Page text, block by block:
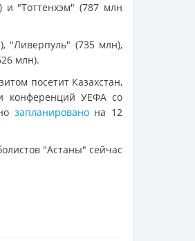
и "Тоттенхэм" (787 млн
"Ливерпуль" (735 млн),
млн).
посетит Казахстан,
конференций УЕФА со
запланированона 12
"Астаны" сейчас